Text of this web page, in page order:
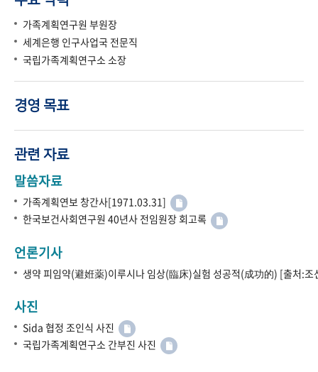
가족계획연구원 부원장
세계은행 인구사업국 전문직
국립가족계획연구소 소장
경영 목표
관련 자료
말씀자료
가족계획연보 창간사[1971.03.31]
한국보건사회연구원 40년사 전임원장 회고록
언론기사
생약 피임약(避姙薬)이루시나 임상(臨床)실험 성공적(成功的) [출처:
사진
Sida 협정 조인식 사진
국립가족계획연구소 간부진 사진